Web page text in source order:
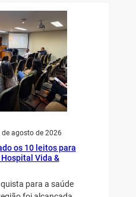
de agosto de 2026
os 10 leitos para
Vida &
para a saúde